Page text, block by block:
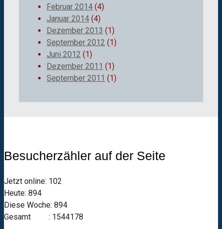
Februar 2014 (4)
Januar 2014 (4)
Dezember 2013 (1)
September 2012 (1)
Juni 2012 (1)
Dezember 2011 (1)
September 2011 (1)
Besucherzähler auf der Seite
Jetzt online: 102
Heute: 894
Diese Woche: 894
Gesamt : 1544178